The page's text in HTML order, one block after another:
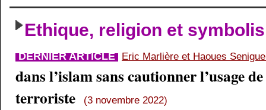
Ethique, religion et
DERNIER ARTICLE Eric Marlière et Haoues
dans l’islam sans cautionner l’usage
terroriste
(3 novembre 2022)